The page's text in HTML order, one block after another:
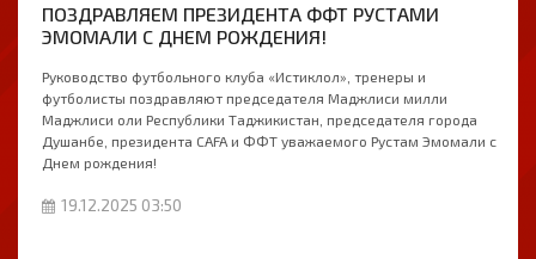
ПОЗДРАВЛЯЕМ ПРЕЗИДЕНТА ФФТ РУСТАМИ
ЭМОМАЛИ С ДНЕМ РОЖДЕНИЯ!
Руководство футбольного клуба «Истиклол», тренеры и
футболисты поздравляют председателя Маджлиси милли
Маджлиси оли Республики Таджикистан, председателя города
Душанбе, президента CAFA и ФФТ уважаемого Рустам Эмомали с
Днем рождения!
19.12.2025 03:50